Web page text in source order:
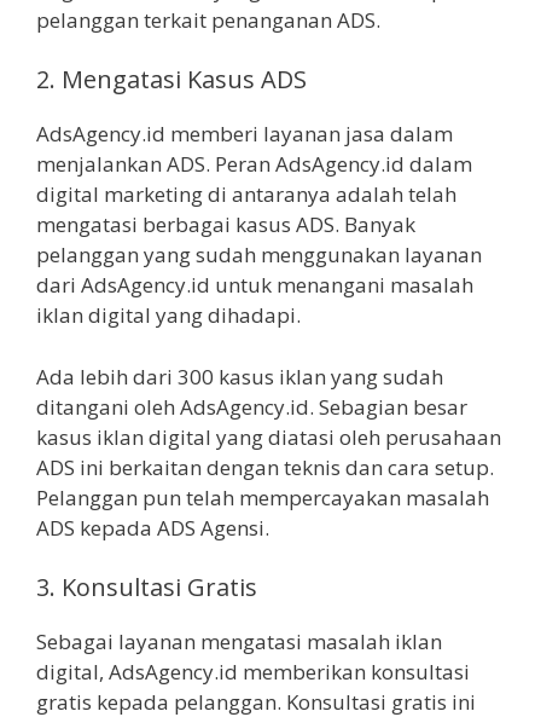
pelanggan terkait penanganan ADS.
2. Mengatasi Kasus ADS
AdsAgency.id memberi layanan jasa dalam
menjalankan ADS. Peran AdsAgency.id dalam
digital marketing di antaranya adalah telah
mengatasi berbagai kasus ADS. Banyak
pelanggan yang sudah menggunakan layanan
dari AdsAgency.id untuk menangani masalah
iklan digital yang dihadapi.
Ada lebih dari 300 kasus iklan yang sudah
ditangani oleh AdsAgency.id. Sebagian besar
kasus iklan digital yang diatasi oleh perusahaan
ADS ini berkaitan dengan teknis dan cara setup.
Pelanggan pun telah mempercayakan masalah
ADS kepada ADS Agensi.
3. Konsultasi Gratis
Sebagai layanan mengatasi masalah iklan
digital, AdsAgency.id memberikan konsultasi
gratis kepada pelanggan. Konsultasi gratis ini